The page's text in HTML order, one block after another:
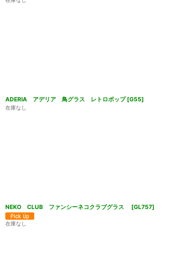
ADERIA アデリア 鳥グラス レトロポップ [G55]
在庫なし
NEKO CLUB ファンシーネコクラブグラス [GL757]
在庫なし